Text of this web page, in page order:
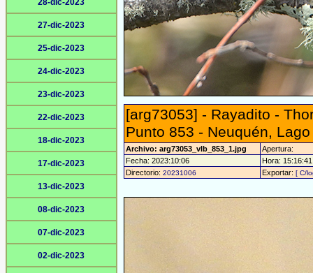
28-dic-2023
27-dic-2023
25-dic-2023
24-dic-2023
23-dic-2023
22-dic-2023
18-dic-2023
17-dic-2023
13-dic-2023
08-dic-2023
07-dic-2023
02-dic-2023
[arg73053] - Rayadito -
Punto 853 - Neuquén,
Archivo: arg73053_vlb_853_1.jpg
Apertura:
Fecha: 2023:10:06
Hora:
Directorio: 20231006 Exportar: [ C/